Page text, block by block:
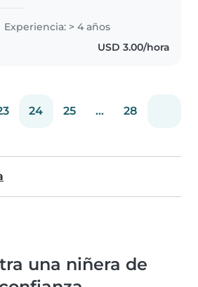
bebés y niños
Tengo experiencia
necesidades especiales,
Experiencia: > 4 años
USD 3.00/hora
24 25 ... 28
una niñera de